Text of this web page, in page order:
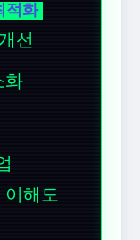
화
선
화
해도